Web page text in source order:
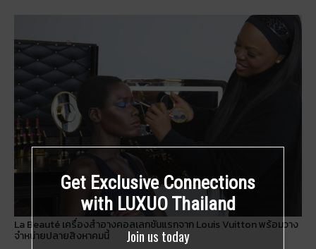
La Beauté เครื่องสำอางคอลเลกชันแรกจาก Louis Vuitton พร้อมวาง
จำหน่ายปลายสิงหาคมนี้
Get Exclusive Connections
with LUXUO Thailand
Join us today